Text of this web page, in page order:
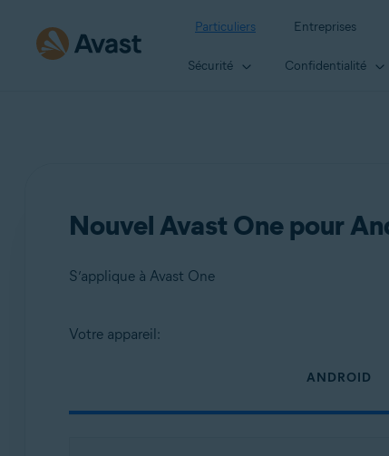
Particuliers Entreprises
Sécurité Confidentialité
Nouvel Avast One pour
S’applique à Avast One
Systèmes d'exploitation:
Votre appareil:
ANDROID